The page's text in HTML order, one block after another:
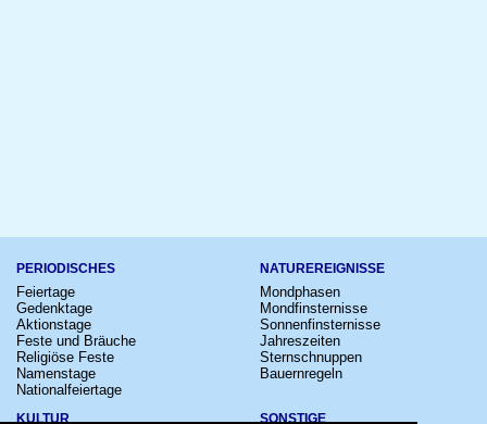
PERIODISCHES
Feiertage
Gedenktage
Aktionstage
Feste und Bräuche
Religiöse Feste
Namenstage
Nationalfeiertage
NATUREREIGNISSE
Mondphasen
Mondfinsternisse
Sonnenfinsternisse
Jahreszeiten
Sternschnuppen
Bauernregeln
KULTUR SONSTIGE